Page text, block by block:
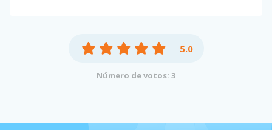
5.0
Número de votos: 3